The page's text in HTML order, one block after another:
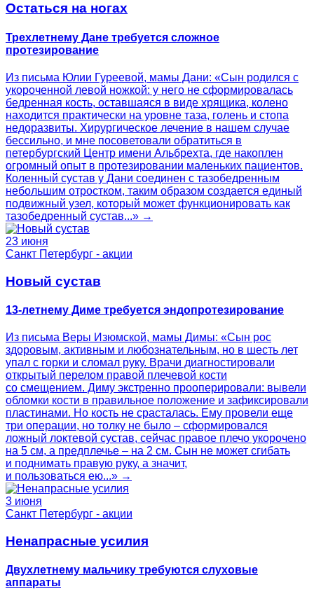
Остаться на ногах
Трехлетнему Дане требуется сложное
протезирование
Из письма Юлии Гуреевой, мамы Дани: «Сын родился с
укороченной левой ножкой: у него не сформировалась
бедренная кость, оставшаяся в виде хрящика, колено
находится практически на уровне таза, голень и стопа
недоразвиты. Хирургическое лечение в нашем случае
бессильно, и мне посоветовали обратиться в
петербургский Центр имени Альбрехта, где накоплен
огромный опыт в протезировании маленьких пациентов.
Коленный сустав у Дани соединен с тазобедренным
небольшим отростком, таким образом создается единый
подвижный узел, который может функционировать как
тазобедренный сустав...» →
23 июня
Санкт Петербург - акции
Новый сустав
13-летнему Диме требуется эндопротезирование
Из письма Веры Изюмской, мамы Димы: «Сын рос
здоровым, активным и любознательным, но в шесть лет
упал с горки и сломал руку. Врачи диагностировали
открытый перелом правой плечевой кости
со смещением. Диму экстренно прооперировали: вывели
обломки кости в правильное положение и зафиксировали
пластинами. Но кость не срасталась. Ему провели еще
три операции, но толку не было – сформировался
ложный локтевой сустав, сейчас правое плечо укорочено
на 5 см, а предплечье – на 2 см. Сын не может сгибать
и поднимать правую руку, а значит,
и пользоваться ею...» →
3 июня
Санкт Петербург - акции
Ненапрасные усилия
Двухлетнему мальчику требуются слуховые
аппараты